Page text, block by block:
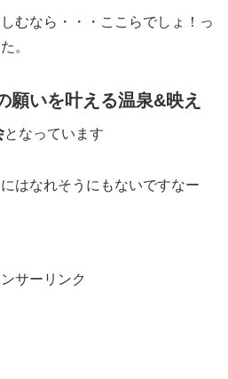
むなら・・・ここらでしょ！っ
。
願いを叶える温泉&映え
となっています
はなれそうにもないですなー
サーリンク